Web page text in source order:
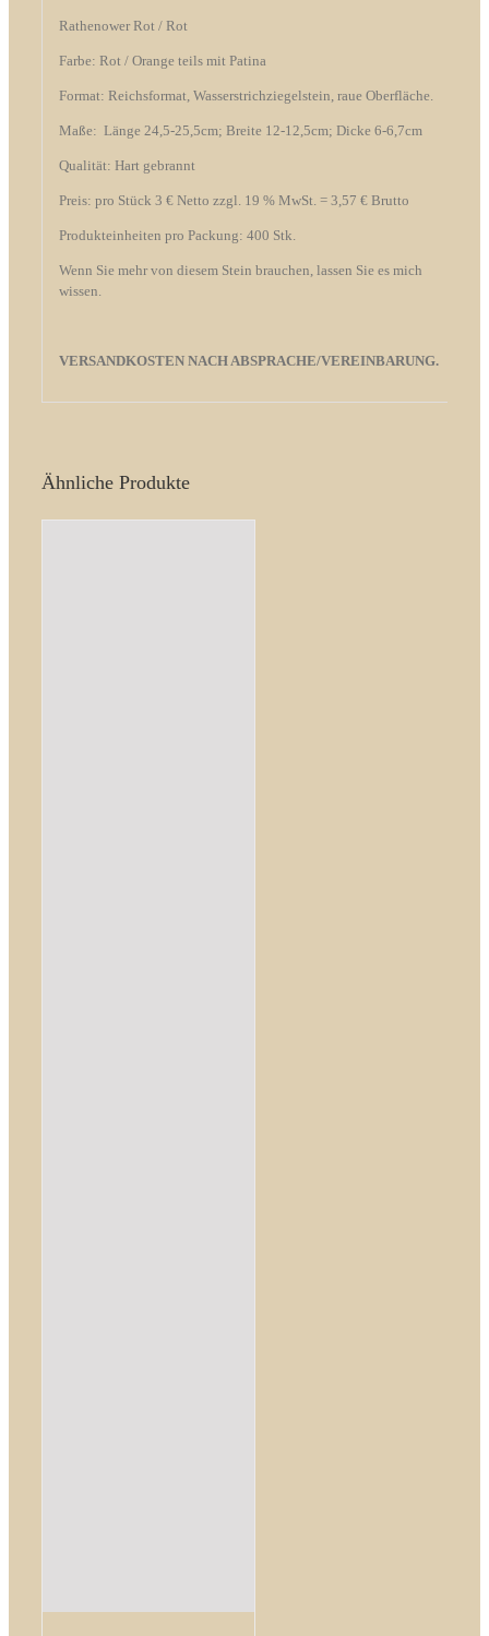
Rathenower Rot / Rot
Farbe: Rot / Orange teils mit Patina
Format: Reichsformat, Wasserstrichziegelstein, raue Oberfläche.
Maße: Länge 24,5-25,5cm; Breite 12-12,5cm; Dicke 6-6,7cm
Qualität: Hart gebrannt
Preis: pro Stück 3 € Netto zzgl. 19 % MwSt. = 3,57 € Brutto
Produkteinheiten pro Packung: 400 Stk.
Wenn Sie mehr von diesem Stein brauchen, lassen Sie es mich
wissen.
VERSANDKOSTEN NACH ABSPRACHE/VEREINBARUNG.
Ähnliche Produkte